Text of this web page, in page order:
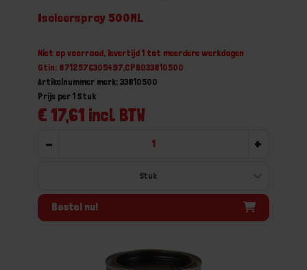
Isoleerspray 500ML
Niet op voorraad, levertijd 1 tot meerdere werkdagen
Gtin: 8712576305497,CPBO33810500
Artikelnummer merk: 33810500
€ 17,61 incl. BTW
Prijs per 1 Stuk
- +
Bestel nu!